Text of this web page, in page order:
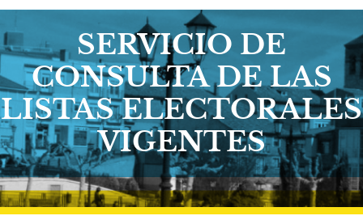
SERVICIO DE
CONSULTA DE LAS
LISTAS ELECTORALES
VIGENTES